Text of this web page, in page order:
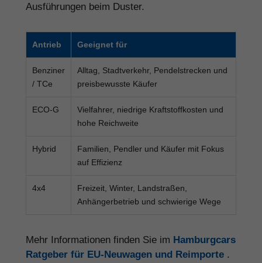
Ausführungen beim Duster.
Antrieb Geeignet für
Benziner
/ TCe
Alltag, Stadtverkehr, Pendelstrecken und
preisbewusste Käufer
ECO-G
Vielfahrer, niedrige Kraftstoffkosten und
hohe Reichweite
Hybrid
Familien, Pendler und Käufer mit Fokus
auf Effizienz
4x4
Freizeit, Winter, Landstraßen,
Anhängerbetrieb und schwierige Wege
Mehr Informationen finden Sie im Hamburgcars
Ratgeber für EU-Neuwagen und Reimporte .